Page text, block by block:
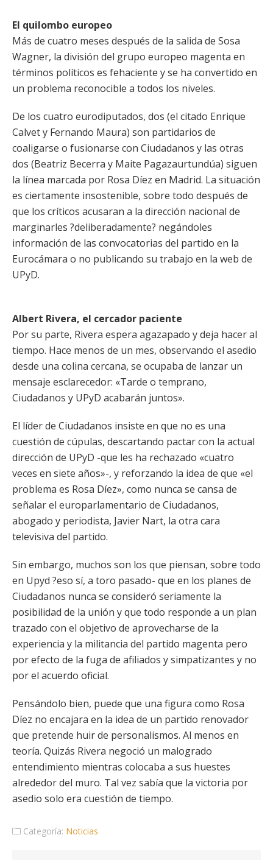
El quilombo europeo
Más de cuatro meses después de la salida de Sosa
Wagner, la división del grupo europeo magenta en
términos políticos es fehaciente y se ha convertido en
un problema reconocible a todos los niveles.
De los cuatro eurodiputados, dos (el citado Enrique
Calvet y Fernando Maura) son partidarios de
coaligarse o fusionarse con Ciudadanos y las otras
dos (Beatriz Becerra y Maite Pagazaurtundúa) siguen
la línea marcada por Rosa Díez en Madrid. La situación
es ciertamente insostenible, sobre todo después de
que los críticos acusaran a la dirección nacional de
marginarles ?deliberadamente? negándoles
información de las convocatorias del partido en la
Eurocámara o no publicando su trabajo en la web de
UPyD.
Albert Rivera, el cercador paciente
Por su parte, Rivera espera agazapado y deja hacer al
tiempo. Hace menos de un mes, observando el asedio
desde una colina cercana, se ocupaba de lanzar un
mensaje esclarecedor: «Tarde o temprano,
Ciudadanos y UPyD acabarán juntos».
El líder de Ciudadanos insiste en que no es una
cuestión de cúpulas, descartando pactar con la actual
dirección de UPyD -que les ha rechazado «cuatro
veces en siete años»-, y reforzando la idea de que «el
problema es Rosa Díez», como nunca se cansa de
señalar el europarlamentario de Ciudadanos,
abogado y periodista, Javier Nart, la otra cara
televisiva del partido.
Sin embargo, muchos son los que piensan, sobre todo
en Upyd ?eso sí, a toro pasado- que en los planes de
Ciudadanos nunca se consideró seriamente la
posibilidad de la unión y que todo responde a un plan
trazado con el objetivo de aprovecharse de la
experiencia y la militancia del partido magenta pero
por efecto de la fuga de afiliados y simpatizantes y no
por el acuerdo oficial.
Pensándolo bien, puede que una figura como Rosa
Díez no encajara en la idea de un partido renovador
que pretende huir de personalismos. Al menos en
teoría. Quizás Rivera negoció un malogrado
entendimiento mientras colocaba a sus huestes
alrededor del muro. Tal vez sabía que la victoria por
asedio solo era cuestión de tiempo.
Categoría: Noticias